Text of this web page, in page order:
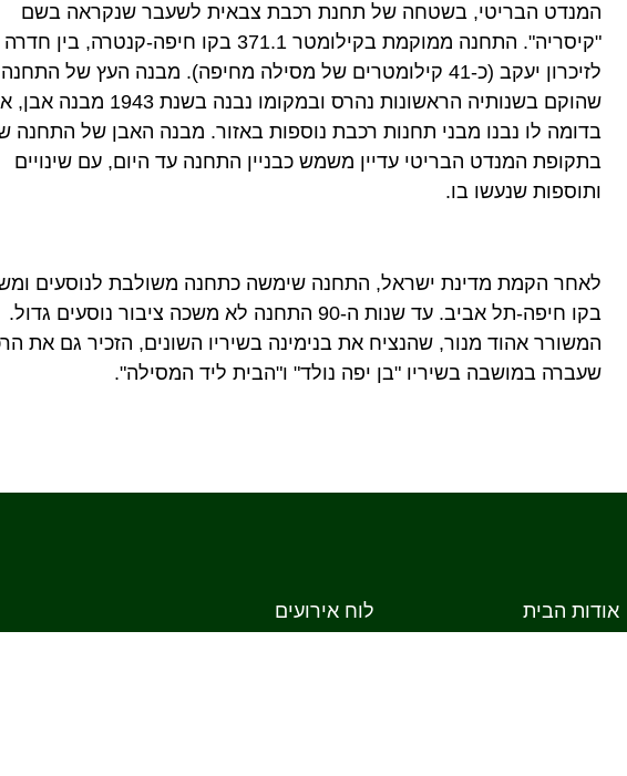
המנדט הבריטי, בשטחה של תחנת רכבת צבאית לשעבר שנקראה בשם
"קיסריה". התחנה ממוקמת בקילומטר 371.1 בקו חיפה-קנטרה, בין חדרה
לזיכרון יעקב (כ-41 קילומטרים של מסילה מחיפה). מבנה העץ של התחנה
שהוקם בשנותיה הראשונות נהרס ובמקומו נבנה בשנת
בדומה לו נבנו מבני תחנות רכבת נוספות באזור. מבנה האבן של התחנה
בתקופת המנדט הבריטי עדיין משמש כבניין התחנה עד היום, עם שינויים
ותוספות שנעשו בו.
לאחר הקמת מדינת ישראל, התחנה שימשה כתחנה משולבת לנוסעים
בקו חיפה-תל אביב. עד שנות ה-90 התחנה לא משכה ציבור נוסעים גדול.
המשורר אהוד מנור, שהנציח את בנימינה בשיריו השונים, הזכיר גם את
שעברה במושבה בשיריו "בן יפה נולד" ו"הבית ליד המסילה".
אודות הבית לוח אירועים